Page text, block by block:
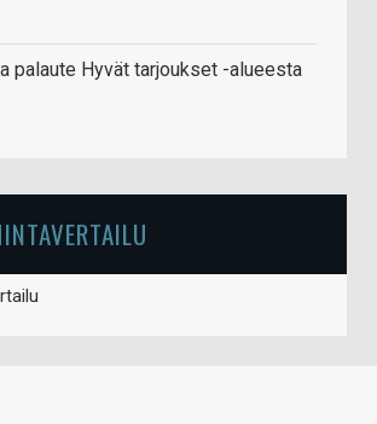
palaute Hyvät tarjoukset -alueesta